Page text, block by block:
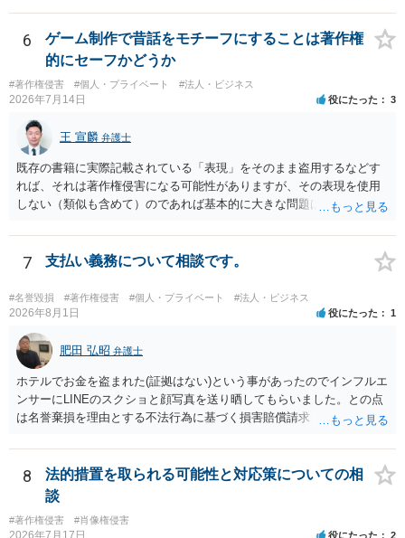
て描くにとどまる場合は、通常、商標権侵害にはなりにくいと考えら
れます。 ただし、家具名や特徴的な形状を商品名・広告に大きく表示
し、公式商品やライセンス商品と誤認させる販売方法であれば、商標
権や不正競争防止法上の問題が生じ得ます。家具のデザインに著作権
が認められる場合は、著作権も別途問題となります。 無料のSNS投稿
やプレゼントでも、著作権侵害は成立し得ます。商標権については、
有料か無料かよりも、商標として使用しているかが重要です。 また、
日本の商標権は原則として日本国内にのみ効力を持ちます。外国で販
売する場合は、販売国の商標・意匠等を確認する必要があります。 他
の作家の例は、許諾を得ている、権利が消滅している、侵害に当たら
ない、又は単に権利行使されていないなど、様々な可能性がありま
す。他人が販売していることだけでは、適法とは判断できません。
6
ゲーム制作で昔話をモチーフにすることは著作権
的にセーフかどうか
#著作権侵害 #個人・プライベート #法人・ビジネス
2026年7月14日 役にたった 3
王 宣麟 弁護士
既存の書籍に実際記載されている「表現」をそのまま盗用するなどす
れば、それは著作権侵害になる可能性がありますが、その表現を使用
しない（類似も含めて）のであれば基本的に大きな問題は生じないか
現」であり、昔話の大筋や設定の骨子だけを使うのは、一般にアイデ
ア利用の範囲です。 一方で、特定の作品の文章をそのまま使うことは
もちろん、表現の選び方や展開が「その作品の本質的特徴を直接感得
できる」レベルだと、翻案や二次的著作物の問題が出ますのでこの点
はご留意ください。
7 支払い義務について相談です。
#名誉毀損 #著作権侵害 #個人・プライベート #法人・ビジネス
2026年8月1日 役にたった 1
肥田 弘昭 弁護士
ホテルでお金を盗まれた(証拠はない)という事があったのでインフルエ
ンサーにLINEのスクショと顔写真を送り晒してもらいました。との点
は名誉棄損を理由とする不法行為に基づく損害賠償請求（共同不法行
その人が会社を経営しているようで仕事が飛んだとのことでその分の
賠償金と8人分の従業員の年間利益を請求すると言われています。」で
の計算がすべて損害とならないかと思いますので、損害額で争っても
良いかと思います。ご参考にしてください。
8
法的措置を取られる可能性と対応策についての相
談
#著作権侵害 #肖像権侵害
2026年7月17日 役にたった 2